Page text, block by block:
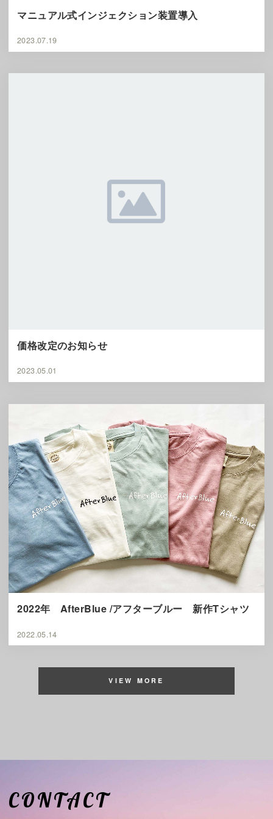
マニュアル式インジェクション装置導入
2023.07.19
価格改定のお知らせ
2023.05.01
2022年 AfterBlue /アフターブルー 新作Tシャツ
2022.05.14
VIEW MORE
CONTACT